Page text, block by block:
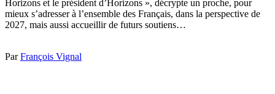
Horizons et le président d’Horizons », décrypte un proche, pour
mieux s’adresser à l’ensemble des Français, dans la perspective de
2027, mais aussi accueillir de futurs soutiens…
ParFrançois Vignal